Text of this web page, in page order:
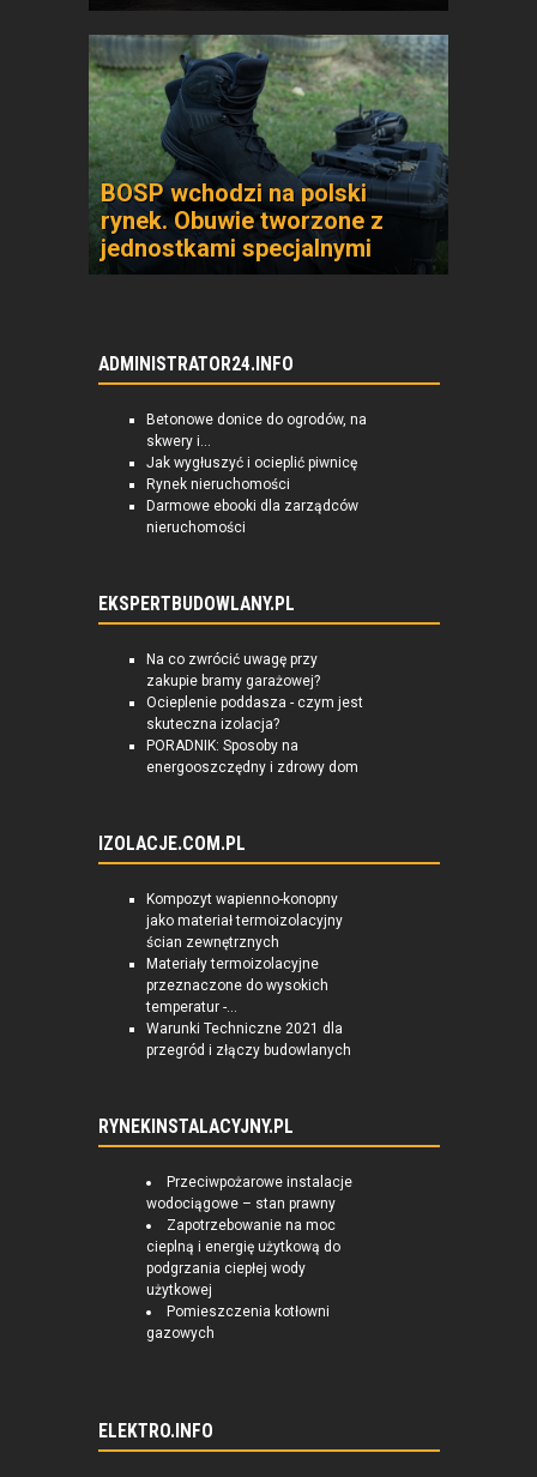
BOSP wchodzi na polski
rynek. Obuwie tworzone z
jednostkami specjalnymi
ADMINISTRATOR24.INFO
Betonowe donice do ogrodów, na
skwery i...
Jak wygłuszyć i ocieplić piwnicę
Rynek nieruchomości
Darmowe ebooki dla zarządców
nieruchomości
EKSPERTBUDOWLANY.PL
Na co zwrócić uwagę przy
zakupie bramy garażowej?
Ocieplenie poddasza - czym jest
skuteczna izolacja?
PORADNIK: Sposoby na
energooszczędny i zdrowy dom
IZOLACJE.COM.PL
Kompozyt wapienno-konopny
jako materiał termoizolacyjny
ścian zewnętrznych
Materiały termoizolacyjne
przeznaczone do wysokich
temperatur -...
Warunki Techniczne 2021 dla
przegród i złączy budowlanych
RYNEKINSTALACYJNY.PL
Przeciwpożarowe instalacje
wodociągowe – stan prawny
Zapotrzebowanie na moc
cieplną i energię użytkową do
podgrzania ciepłej wody
użytkowej
Pomieszczenia kotłowni
gazowych
ELEKTRO.INFO